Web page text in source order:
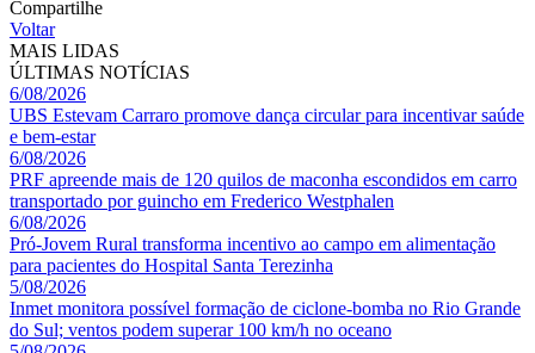
Compartilhe
Voltar
MAIS LIDAS
ÚLTIMAS NOTÍCIAS
6/08/2026
UBS Estevam Carraro promove dança circular para incentivar saúde
e bem-estar
6/08/2026
PRF apreende mais de 120 quilos de maconha escondidos em carro
transportado por guincho em Frederico Westphalen
6/08/2026
Pró-Jovem Rural transforma incentivo ao campo em alimentação
para pacientes do Hospital Santa Terezinha
5/08/2026
Inmet monitora possível formação de ciclone-bomba no Rio Grande
do Sul; ventos podem superar 100 km/h no oceano